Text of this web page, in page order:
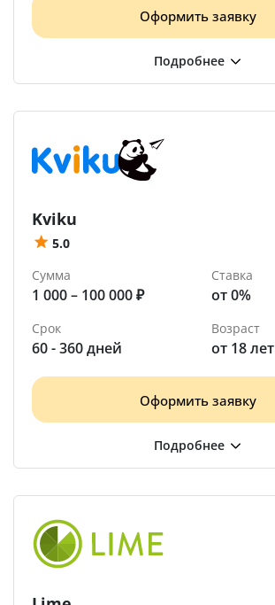
Оформить заявку
Kviku
5.0
Сумма
1 000 – 100 000 ₽
Ставка
от 0%
Срок
60 - 360 дней
Возраст
от 18 лет
Оформить заявку